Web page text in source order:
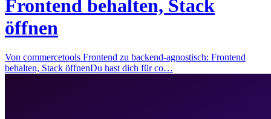
Frontend behalten, Stack
öffnen
Von commercetools Frontend zu backend-agnostisch: Frontend
behalten, Stack öffnenDu hast dich für co…